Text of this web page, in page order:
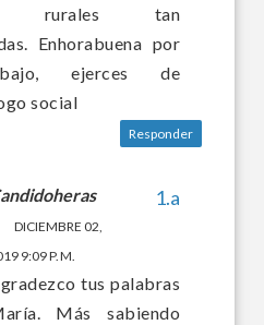
rurales tan
Enhorabuena por
ejerces de
social
Responder
DICIEMBRE 02,
9:09 P. M.
tus palabras
Más sabiendo